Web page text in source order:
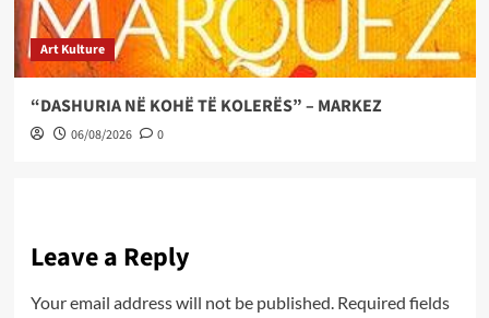
Art Kulture
“DASHURIA NË KOHË TË KOLERËS” – MARKEZ
06/08/2026 0
Leave a Reply
Your email address will not be published. Required fields